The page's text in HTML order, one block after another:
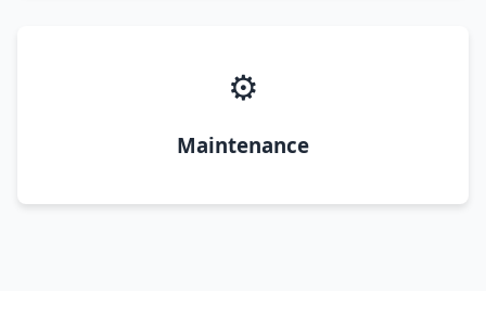
⚙️
Maintenance